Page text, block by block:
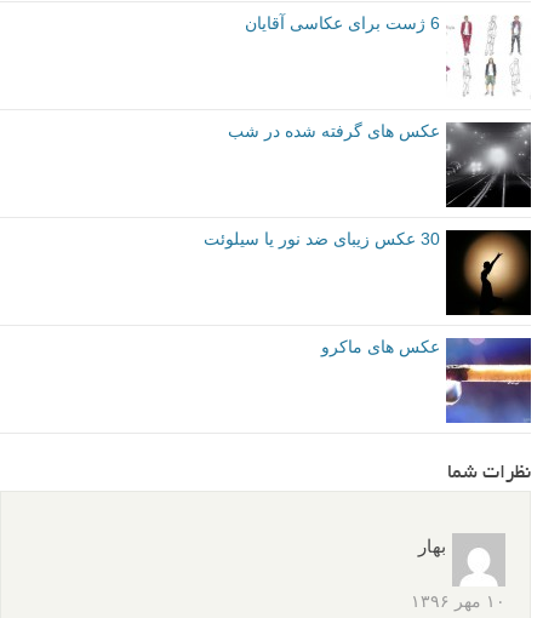
6 ژست برای عکاسی آقایان
عکس های گرفته شده در شب
30 عکس زیبای ضد نور یا سیلوئت
عکس های ماکرو
نظرات شما
بهار
۱۰ مهر ۱۳۹۶